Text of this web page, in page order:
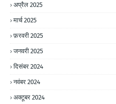
अप्रैल 2025
मार्च 2025
फ़रवरी 2025
जनवरी 2025
दिसंबर 2024
नवंबर 2024
अक्टूबर 2024